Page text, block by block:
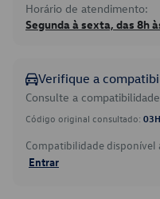
Horário de atendimento:
Segunda à sexta, das 8h
Verifique a
Consulte a
Código original consultado:
Compatibilidade disponível
Entrar